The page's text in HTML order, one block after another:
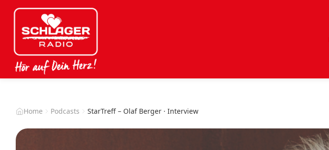
Home Podcasts StarTreff – Olaf Berger · Interview